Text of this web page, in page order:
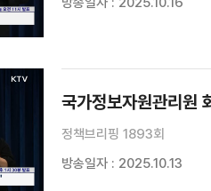
국가정보자원관리원
정책브리핑 1893회
방송일자 : 2025.10.13